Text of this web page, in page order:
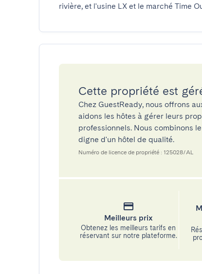
rivière, et l'usine LX et le marché Time
Cette propriété est
Chez GuestReady, nous offrons
aidons les hôtes à gérer leurs
professionnels. Nous combinons
digne d'un hôtel de qualité.
Numéro de licence de propriété : 125028/AL
Meilleurs prix
Obtenez les meilleurs tarifs en
réservant sur notre plateforme.